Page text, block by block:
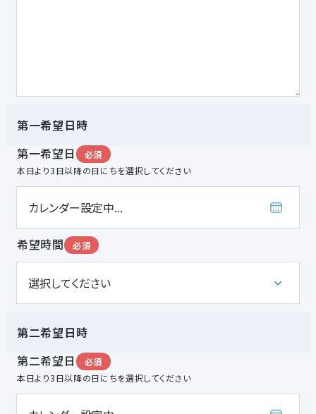
第一希望日時
必須
第一希望日
本日より3日以降の日にちを選択してください
必須
希望時間
第二希望日時
必須
第二希望日
本日より3日以降の日にちを選択してください